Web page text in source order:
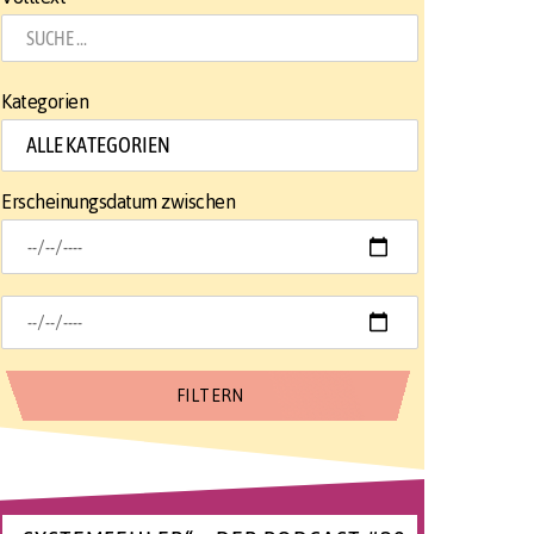
Kategorien
Erscheinungsdatum zwischen